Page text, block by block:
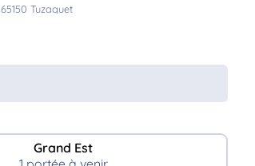
65150 tuzaguet
Grand Est